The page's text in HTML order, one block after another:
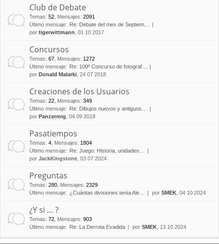
Club de Debate
Temas: 52 Mensajes: 2091
Último mensaje:
Re: Debate del mes de Septiem…
por tigerwittmann , 01 10 2017
Concursos
Temas: 67 Mensajes: 1272
Último mensaje:
Re: 100º Concurso de fotograf…
por Donald Malarki , 24 07 2018
Creaciones de los Usuarios
Temas: 22 Mensajes: 349
Último mensaje:
Re: Dibujos nuevos y antiguos…
por Panzermig , 04 09 2018
Pasatiempos
Temas: 4 Mensajes: 1804
Último mensaje:
Re: Juego: Historia, unidades…
por JackKingstone , 03 07 2024
Preguntas
Temas: 280 Mensajes: 2329
Último mensaje: ¿Cuántas divisiones tenía Ale… por SMEK , 04 10 2024
¿Y si … ?
Temas: 72 Mensajes: 903
Último mensaje:
Re: La Derrota Evadida por SMEK , 13 10 2024